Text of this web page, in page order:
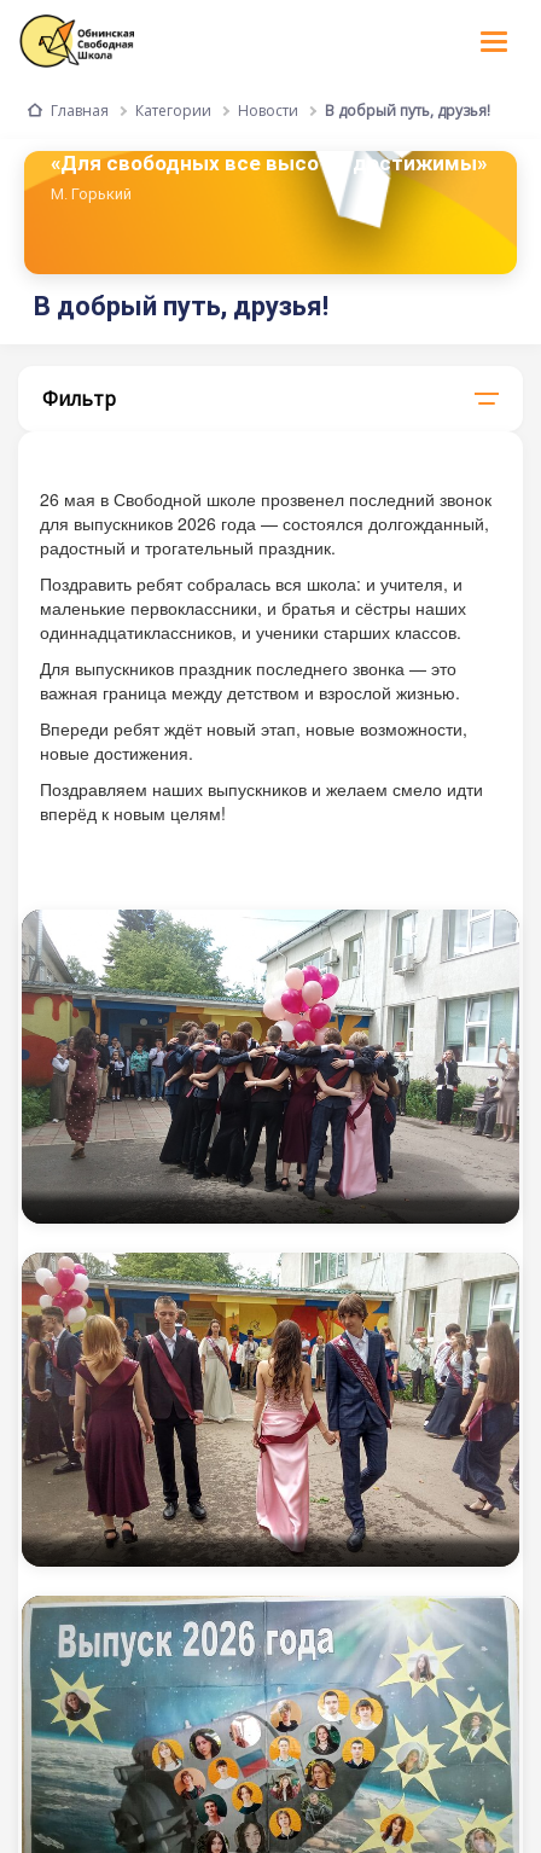
Главная Категории Новости В добрый путь, друзья!
«Для свободных все высоты достижимы»
М. Горький
В добрый путь, друзья!
Фильтр
26 мая в Свободной школе прозвенел последний звонок
для выпускников 2026 года — состоялся долгожданный,
радостный и трогательный праздник.
Поздравить ребят собралась вся школа: и учителя, и
маленькие первоклассники, и братья и сёстры наших
одиннадцатиклассников, и ученики старших классов.
Для выпускников праздник последнего звонка — это
важная граница между детством и взрослой жизнью.
Впереди ребят ждёт новый этап, новые возможности,
новые достижения.
Поздравляем наших выпускников и желаем смело идти
вперёд к новым целям!